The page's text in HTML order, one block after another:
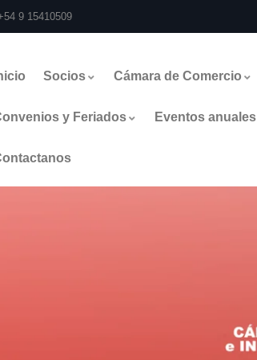
9 15410509
Socios Cámara de Comercio
y Feriados Eventos anuales